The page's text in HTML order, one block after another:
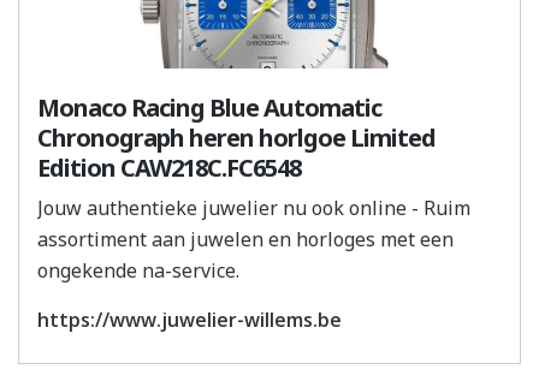
Monaco Racing Blue Automatic
Chronograph heren horlgoe Limited
Edition CAW218C.FC6548
Jouw authentieke juwelier nu ook online - Ruim
assortiment aan juwelen en horloges met een
ongekende na-service.
https://www.juwelier-willems.be